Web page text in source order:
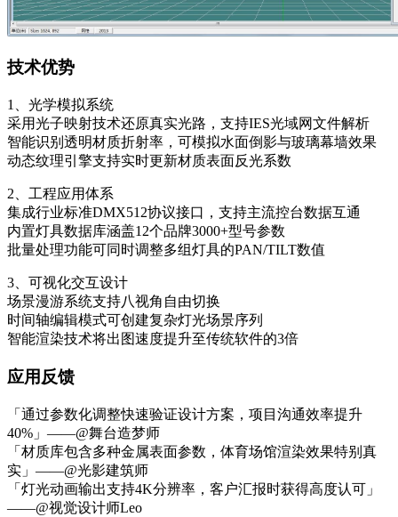
技术优势
1、光学模拟系统
采用光子映射技术还原真实光路，支持IES光域网文件解析
智能识别透明材质折射率，可模拟水面倒影与玻璃幕墙效果
动态纹理引擎支持实时更新材质表面反光系数
2、工程应用体系
集成行业标准DMX512协议接口，支持主流控台数据互通
内置灯具数据库涵盖12个品牌3000+型号参数
批量处理功能可同时调整多组灯具的PAN/TILT数值
3、可视化交互设计
场景漫游系统支持八视角自由切换
时间轴编辑模式可创建复杂灯光场景序列
智能渲染技术将出图速度提升至传统软件的3倍
应用反馈
「通过参数化调整快速验证设计方案，项目沟通效率提升
40%」——@舞台造梦师
「材质库包含多种金属表面参数，体育场馆渲染效果特别真
实」——@光影建筑师
「灯光动画输出支持4K分辨率，客户汇报时获得高度认可」
——@视觉设计师Leo